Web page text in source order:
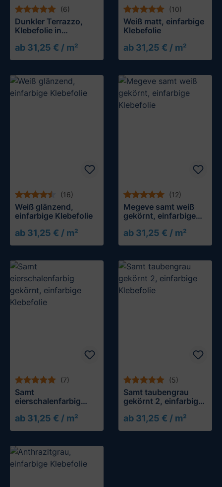
(6)
Dunkler Terrazzo,
Klebefolie in
ab 31,25 € / m²
Muster testen
(10)
Weiß matt, einfarbige
Klebefolie
ab 31,25 € / m²
Muster testen
(16)
Weiß glänzend,
einfarbige Klebefolie
ab 31,25 € / m²
Muster testen
(12)
Megeve samt weiß
gekörnt, einfarbige
ab 31,25 € / m²
Muster testen
(7)
Samt
eierschalenfarbig
Klebefolie
ab 31,25 € / m²
Muster testen
(5)
Samt taubengrau
gekörnt 2, einfarbige
ab 31,25 € / m²
Muster testen